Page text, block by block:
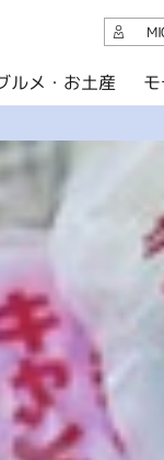
土産
て
ラリー
トダウンロード
ルメ・お土産